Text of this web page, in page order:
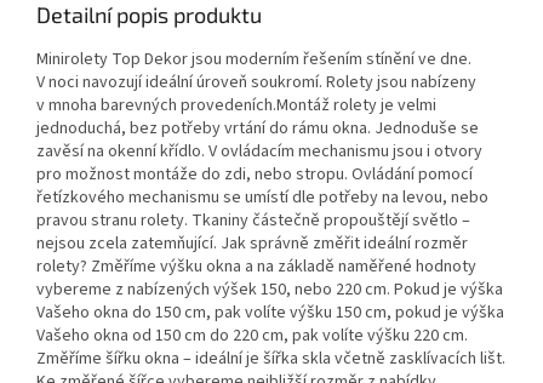
Detailní popis produktu
Minirolety Top Dekor jsou moderním řešením stínění ve dne.
V noci navozují ideální úroveň soukromí. Rolety jsou nabízeny
v mnoha barevných provedeních.Montáž rolety je velmi
jednoduchá, bez potřeby vrtání do rámu okna. Jednoduše se
zavěsí na okenní křídlo. V ovládacím mechanismu jsou i otvory
pro možnost montáže do zdi, nebo stropu. Ovládání pomocí
řetízkového mechanismu se umístí dle potřeby na levou, nebo
pravou stranu rolety. Tkaniny částečně propouštějí světlo –
nejsou zcela zatemňující. Jak správně změřit ideální rozměr
rolety? Změříme výšku okna a na základě naměřené hodnoty
vybereme z nabízených výšek 150, nebo 220 cm. Pokud je výška
Vašeho okna do 150 cm, pak volíte výšku 150 cm, pokud je výška
Vašeho okna od 150 cm do 220 cm, pak volíte výšku 220 cm.
Změříme šířku okna – ideální je šířka skla včetně zasklívacích lišt.